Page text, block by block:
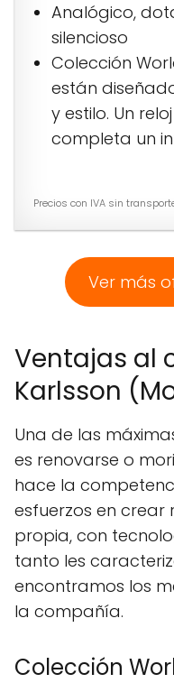
Analógico,
silencioso
Colección
están
y estilo. Un
completa un
Precios con IVA sin
Ver más
Ventajas al
Karlsson
Una de las
es renovarse o
hace la
esfuerzos en crear
propia, con
tanto les
encontramos los
la compañía.
Colección